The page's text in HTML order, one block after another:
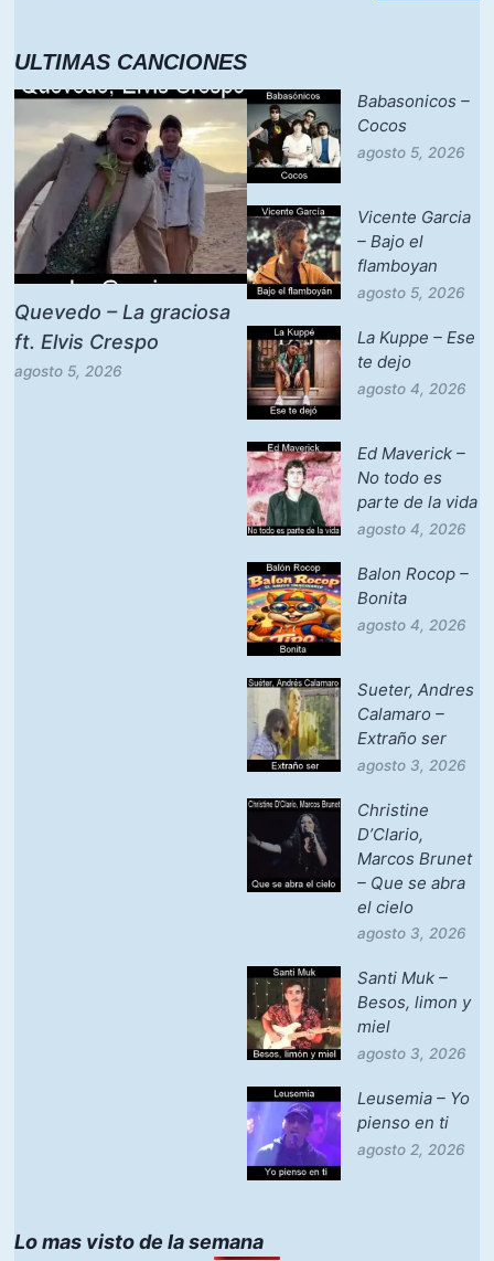
ULTIMAS CANCIONES
Quevedo – La graciosa
ft. Elvis Crespo
agosto 5, 2026
Babasonicos –
Cocos
agosto 5, 2026
Vicente Garcia
– Bajo el
flamboyan
agosto 5, 2026
La Kuppe – Ese
te dejo
agosto 4, 2026
Ed Maverick –
No todo es
parte de la vida
agosto 4, 2026
Balon Rocop –
Bonita
agosto 4, 2026
Sueter, Andres
Calamaro –
Extraño ser
agosto 3, 2026
Christine
D’Clario,
Marcos Brunet
– Que se abra
el cielo
agosto 3, 2026
Santi Muk –
Besos, limon y
miel
agosto 3, 2026
Leusemia – Yo
pienso en ti
agosto 2, 2026
Lo mas visto de la semana